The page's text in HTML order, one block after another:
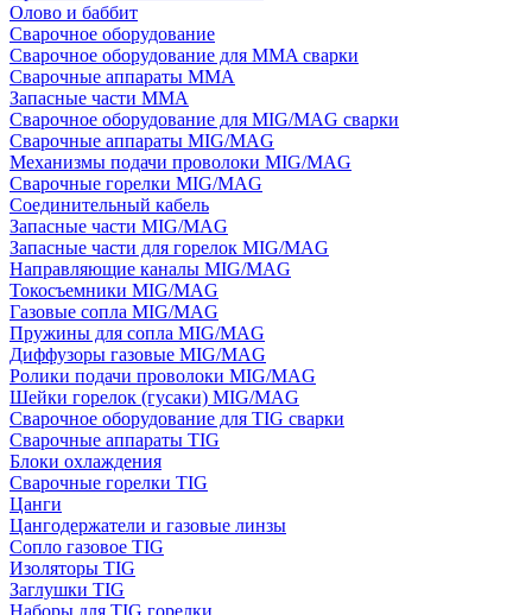
Олово и баббит
Сварочное оборудование
Сварочное оборудование для MMA сварки
Сварочные аппараты MMA
Запасные части MMA
Сварочное оборудование для MIG/MAG сварки
Сварочные аппараты MIG/MAG
Механизмы подачи проволоки MIG/MAG
Сварочные горелки MIG/MAG
Соединительный кабель
Запасные части MIG/MAG
Запасные части для горелок MIG/MAG
Направляющие каналы MIG/MAG
Токосъемники MIG/MAG
Газовые сопла MIG/MAG
Пружины для сопла MIG/MAG
Диффузоры газовые MIG/MAG
Ролики подачи проволоки MIG/MAG
Шейки горелок (гусаки) MIG/MAG
Сварочное оборудование для TIG сварки
Сварочные аппараты TIG
Блоки охлаждения
Сварочные горелки TIG
Цанги
Цангодержатели и газовые линзы
Сопло газовое TIG
Изоляторы TIG
Заглушки TIG
Наборы для TIG горелки